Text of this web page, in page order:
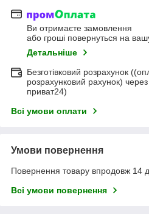
Ви отримаєте замовлення
або гроші повернуться на
Детальніше
Безготівковий розрахунок
розрахунковий рахунок)
приват24)
Всі умови оплати
Умови повернення
Повернення товару впродовж 14
Всі умови повернення